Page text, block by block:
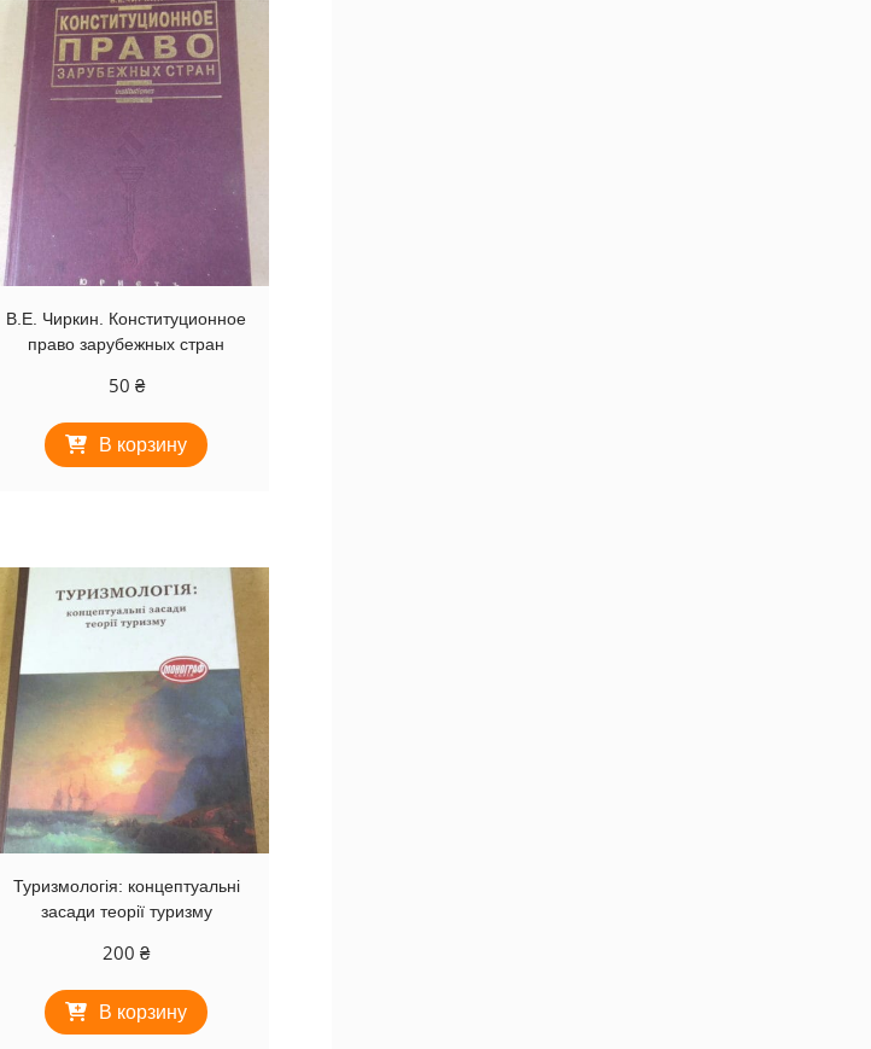
В.Е. Чиркин. Конституционное
право зарубежных стран
50 ₴
В корзину
Туризмологія: концептуальні
засади теорії туризму
200₴
В корзину